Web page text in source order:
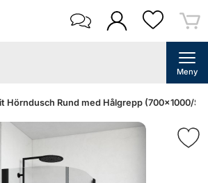
Meny
Hörndusch Rund med Hålgrepp (700x1000/